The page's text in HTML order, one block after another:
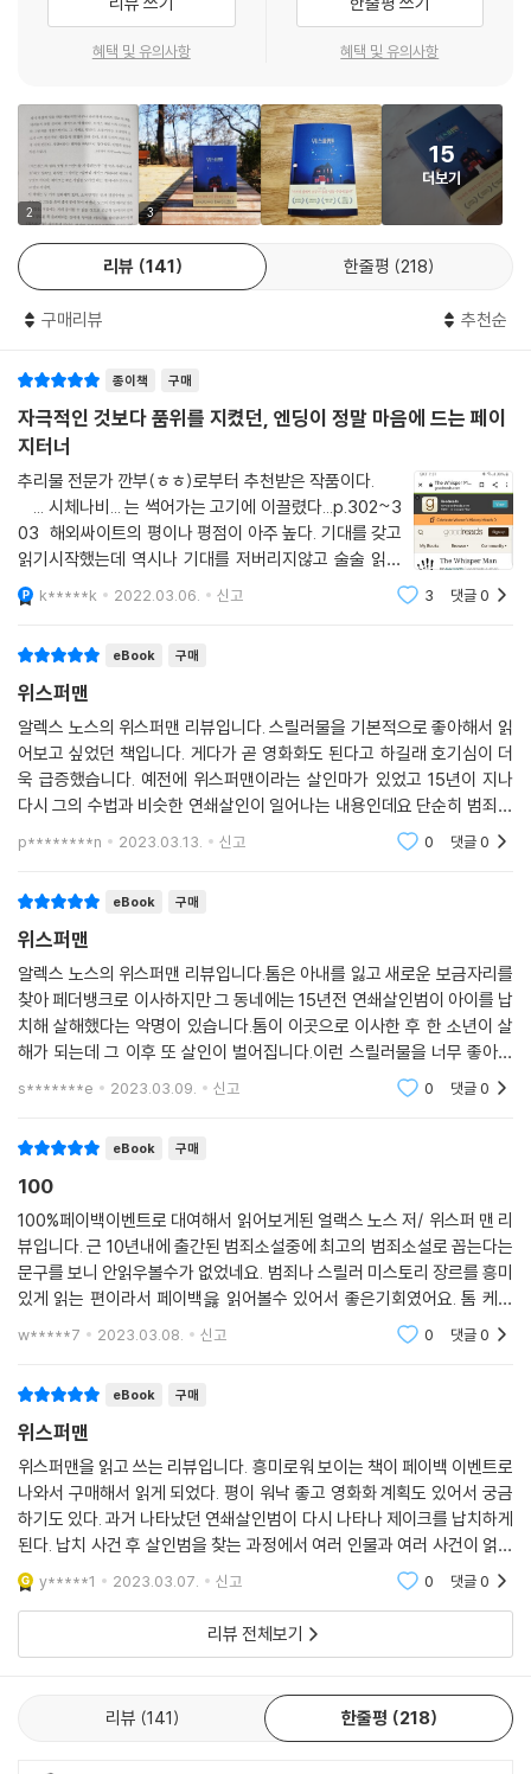
그 대신 그전 몇 주간 느낀 평온함에 매달려야 했다. 아무리 그게 결국은 거
짓이었다 해도. 남자는 대상을 잘못 골랐을 뿐. 그게 전부였다. 그 남자애는
--- 「2부」 중에서
나는 문 앞에 도달했지만 문턱에서 멈춰 섰다. 계단 밑의 목재 위에 피 묻은
발자국이 잔뜩 문대져 있었다.
“제이크?”
나는 집 안을 향해 외쳐 불렀다. 집 안은 조용했다. 나는 조심조심 안으로
발을 들여놓았다. 귓가에서 심장이 거칠고 빠르게 뛰고 있었다. 캐런이 날
따라잡았다.
오른쪽으로 고개를 돌려 거실을 들여다보았다. 하지만 거기에서 날 기다리
는 광경은 도무지 말이 되지 않았다. 담당형사가 창가에서 마치 잠든 것처
럼 등을 내게 돌리고 몸을 웅크린 채 누워 있었다. 피 웅덩이가 그분의 몸을
둘러싸고 있었다. 나는 고개를 가로저었다. 위층 층계참에도 피가 묻어 있
었다. 아래층에서 그 끔찍한 짓을 저지른 누군가가 카펫을 밟고 간 자국이
었다.
나는 아들의 방 안에 들어섰다. 침대 시트는 말끔히 개켜져 있었다. 제이크
는 거기 없었다. 거기엔 아무도 없었다. 나는 그대로 얼어붙은 채 서 있었
다. 공포가 살갗을 스멀스멀 기어갔다.
내 아들이 사라졌다.
그게 내가 첫 비명을 내지른 순간이었다.
--- 「4부」 중에서
이해하려 노력하지만 아이의 증상이 심해질수록 톰은 조금씩 인내심을 잃
다. 열 살이 안 된 어린아이가 납치된 후 살해되어 버려진 것. 그 사건은 한
베테랑 형사의 호기심과 두려움을 동시에 불러일으킨다. 바로 25년 전 그
가 잡아넣은 연쇄살인범, 일명 ‘위스퍼맨’의 범죄 형태와 동일했기 때문이
다. 형사는 곧바로 수사에 착수한다. 분명 또 다른 사건이 일어날 거라는 확
신을 갖고서.
그리고 베테랑 형사의 불길한 예감대로 두 번째 납치 사건이 발생한다. 희
생자는 바로 제이크. 납치되어 살해되기까지 시간은 분명하지 않지만, 살
해되지 않을 가능성은 제로였다. 그 전에 어떻게든 유령 같은 그 살인마를
“피가 차갑게 식을 만큼 어둡지만 너무나 유려하게 쓰여서 결코 이 책을 내
려놓지 못할 것이다. 전적으로 탁월하다. 토머스 해리스와 스티븐 킹의 그
림자를 가졌으면서도 그 자체로 빛나는”(〈선데이 미러〉) 이 소설은 516페
이지라는 짧지 않은 분량임에도 쉽게 읽히는 흡입력을 갖고 있다. 심플한
서사 구조와 유려한 문장력, 놀라운 반전이 독자를 계속 책 속으로 끌어들
인다.
〈어벤저스〉의 루소 형제가 영화화 작업을 진행하고 있는 이 책은 2022년
로 다가갈 것이다.
오싹오싹한 동시에 가슴 아픈, 놓치면 안 될 책!
_ 《우먼스 위클리(Woman’s Weekly)》
노스의 이 첫 소설은 아동 유괴 사건 때문에 난장판이 된 마을에서 아내를
비극적으로 잃고 혼자 어린 아들을 키우는 아버지의 삶을 다룬다. 작가는
운 이야기를 써 냈다. 케빈 오브라이언의 팬들이라면 서스펜스의 새로운
목소리를 들려주는 이 책에 즐겁게 뛰어들 것이다.
_ 《라이브러리 저널(Library Journal)》
이 흠 잡을 데 없는 스릴러는 여러분의 심장을 울리고 기억 속에 오래 살아
남을 것이다.
_ 《데일리 익스프레스(Daily Express)》
혜택 및 유의사항 혜택 및 유의사항
2 3
15
더보기
리뷰 141 한줄평 218
구매리뷰 추천순
종이책 구매
자극적인 것보다 품위를 지켰던, 엔딩이 정말 마음에 드는 페이
지터너
추리물 전문가 깐부(ㅎㅎ)로부터 추천받은 작품이다.
03 해외싸이트의 평이나 평점이 아주 높다. 기대를 갖고
읽기시작했는데 역시나 기대를 저버리지않고 술술 읽힌
다. 확실히 글쓰는 솜씨가 있다는 추천평은 맞는 듯하다.
문을 반쯤 열어두면 속삭임이 들려오지. 바깥에서 혼자놀
k*****k 2022.03.06. 신고 3 댓글0
eBook 구매
위스퍼맨
알렉스 노스의 위스퍼맨 리뷰입니다. 스릴러물을 기본적으로 좋아해서 읽
어보고 싶었던 책입니다. 게다가 곧 영화화도 된다고 하길래 호기심이 더
욱 급증했습니다. 예전에 위스퍼맨이라는 살인마가 있었고 15년이 지나
다시 그의 수법과 비슷한 연쇄살인이 일어나는 내용인데요 단순히 범죄의
내용만을 좇는 스릴러 물이 아니라 가족과의 유대감있는 내용도 보여주어
서 책의 내용이 더
p********n 2023.03.13. 신고 0 댓글0
eBook 구매
위스퍼맨
알렉스 노스의 위스퍼맨 리뷰입니다.톰은 아내를 잃고 새로운 보금자리를
찾아 페더뱅크로 이사하지만 그 동네에는 15년전 연쇄살인범이 아이를 납
치해 살해했다는 악명이 있습니다.톰이 이곳으로 이사한 후 한 소년이 살
해가 되는데 그 이후 또 살인이 벌어집니다.이런 스릴러물을 너무 좋아하
는데 이 작품도 역시나 흥미진진하게 읽었어요.영화를 보는듯 마지막까지
s*******e 2023.03.09. 신고 0 댓글0
eBook 구매
100
100%페이백이벤트로 대여해서 읽어보게된 얼랙스 노스 저/ 위스퍼 맨 리
뷰입니다. 근 10년내에 출간된 범죄소설중에 최고의 범죄소설로 꼽는다는
문구를 보니 안읽우볼수가 없었네요. 범죄나 스릴러 미스토리 장르를 흥미
있게 읽는 편이라서 페이백읋 읽어볼수 있어서 좋은기회였어요. 톰 케네
디라는 인물이 아내를 잃고 아들과 함께 조용한 동네인 페더뱅크에 오게되
w*****7 2023.03.08. 신고 0 댓글0
eBook 구매
위스퍼맨
위스퍼맨을 읽고 쓰는 리뷰입니다. 흥미로워 보이는 책이 페이백 이벤트로
나와서 구매해서 읽게 되었다. 평이 워낙 좋고 영화화 계획도 있어서 궁금
하기도 있다. 과거 나타났던 연쇄살인범이 다시 나타나 제이크를 납치하게
된다. 납치 사건 후 살인범을 찾는 과정에서 여러 인물과 여러 사건이 얽혀
있고, 그런 관계가 진행되어 밝혀질 수록 충격적인 결과가 나타난다.
y*****1 2023.03.07. 신고 0 댓글0
리뷰 전체보기
리뷰 141 한줄평 218